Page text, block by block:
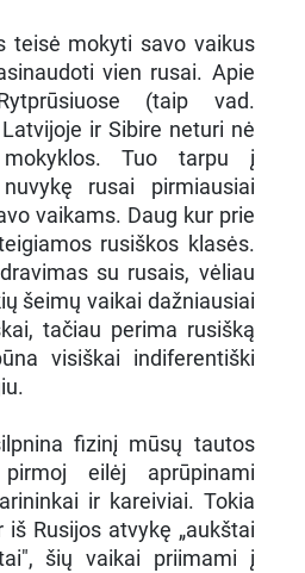
teisė mokyti savo vaikus
vien rusai. Apie
(taip vad.
ir Sibire neturi nė
mokyklos. Tuo tarpu į
rusai pirmiausiai
vaikams. Daug kur prie
rusiškos klasės.
su rusais, vėliau
šeimų vaikai dažniausiai
tačiau perima rusišką
visiškai indiferentiški
fizinį mūsų tautos
eilėj aprūpinami
ir kareiviai. Tokia
Rusijos atvykę „aukštai
šių vaikai priimami į